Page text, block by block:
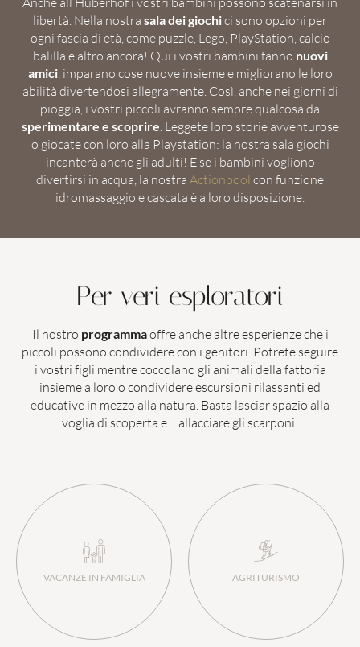
libertà. Nella nostra sala dei giochici sono opzioni per
ogni fascia di età, come puzzle, Lego, PlayStation, calcio
balilla e altro ancora! Qui i vostri bambini fanno nuovi
amici, imparano cose nuove insieme e migliorano le loro
abilità divertendosi allegramente. Così, anche nei giorni di
pioggia, i vostri piccoli avranno sempre qualcosa da
sperimentare e scoprire. Leggete loro storie avventurose
o giocate con loro alla Playstation: la nostra sala giochi
incanterà anche gli adulti! E se i bambini vogliono
divertirsi in acqua, la nostra Actionpool con funzione
idromassaggio e cascata è a loro disposizione.
Per veri esploratori
Il nostro programmaoffre anche altre esperienze che i
piccoli possono condividere con i genitori. Potrete seguire
i vostri figli mentre coccolano gli animali della fattoria
insieme a loro o condividere escursioni rilassanti ed
educative in mezzo alla natura. Basta lasciar spazio alla
voglia di scoperta e… allacciare gli scarponi!
VACANZE IN FAMIGLIA AGRITURISMO